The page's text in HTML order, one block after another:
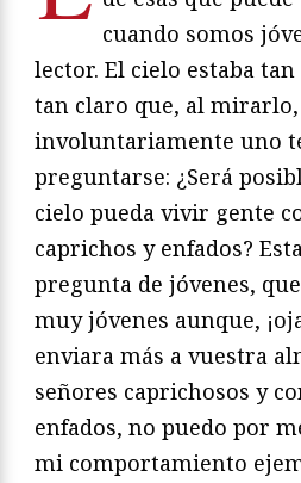
cuando somos
lector. El cielo estaba
tan claro que, al mirarlo,
involuntariamente uno
preguntarse: ¿Será
cielo pueda vivir gente
caprichos y enfados?
pregunta de jóvenes,
muy jóvenes aunque,
enviara más a vuestra
señores caprichosos y
enfados, no puedo por
mi comportamiento